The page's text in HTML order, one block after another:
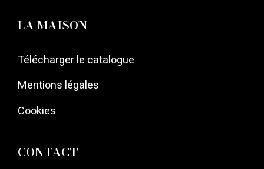
LA MAISON
Télécharger le catalogue
Mentions légales
Cookies
CONTACT